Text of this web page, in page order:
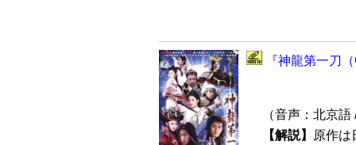
『神龍第一刀
（音声：北京
【解説】
原作は